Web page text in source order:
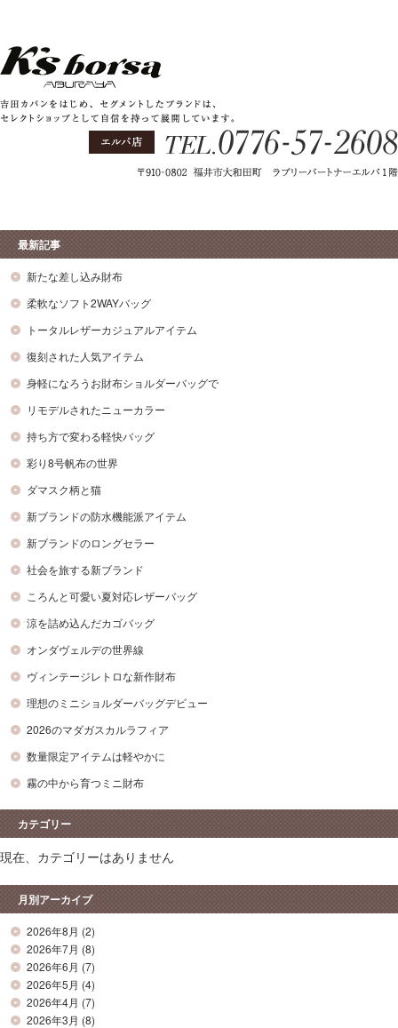
最新記事
新たな差し込み財布
柔軟なソフト2WAYバッグ
トータルレザーカジュアルアイテム
復刻された人気アイテム
身軽になろうお財布ショルダーバッグで
リモデルされたニューカラー
持ち方で変わる軽快バッグ
彩り8号帆布の世界
ダマスク柄と猫
新ブランドの防水機能派アイテム
新ブランドのロングセラー
社会を旅する新ブランド
ころんと可愛い夏対応レザーバッグ
涼を詰め込んだカゴバッグ
オンダヴェルデの世界線
ヴィンテージレトロな新作財布
理想のミニショルダーバッグデビュー
2026のマダガスカルラフィア
数量限定アイテムは軽やかに
霧の中から育つミニ財布
カテゴリー
現在、カテゴリーはありません
月別アーカイブ
2026年8月 (2)
2026年7月 (8)
2026年6月 (7)
2026年5月 (4)
2026年4月 (7)
2026年3月 (8)